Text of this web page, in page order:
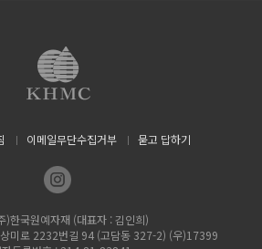
이메일무단수집거부 묻고 답하기
)한국원예자재 (대표자 : 김인희)
미로 2232번길 94 (고담동 327-2) (우)17399